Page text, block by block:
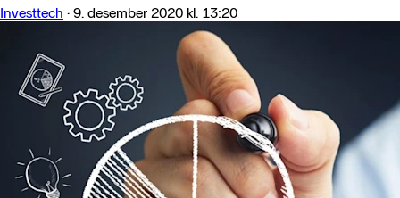
Investtech · 9. desember 2020 kl. 13:20